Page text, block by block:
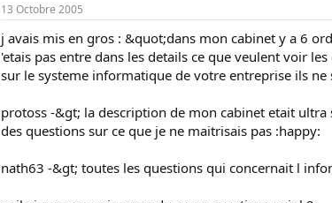
13 Octobre 2005
j avais mis en gros : &quot;dans mon cabinet y a 6
'etais pas entre dans les details ce que veulent voir
sur le systeme informatique de votre entreprise ils
protoss -&gt; la description de mon cabinet etait
des questions sur ce que je ne maitrisais pas :happy:
nath63 -&gt; toutes les questions qui concernait l